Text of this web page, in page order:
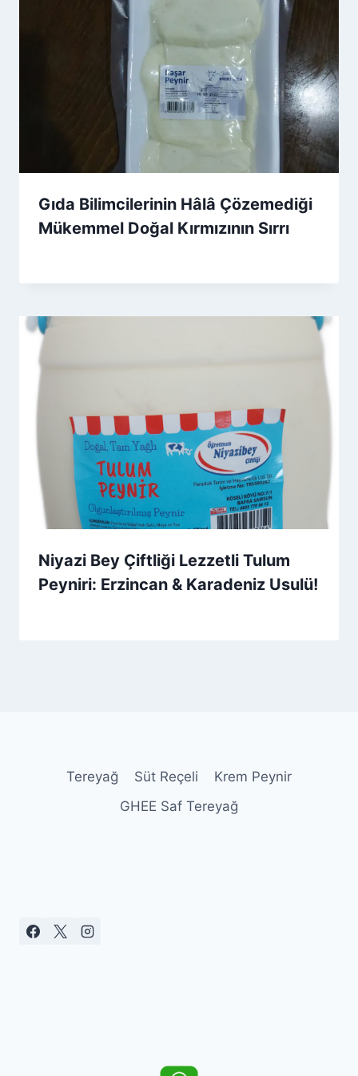
Gıda Bilimcilerinin Hâlâ Çözemediği
Mükemmel Doğal Kırmızının Sırrı
Niyazi Bey Çiftliği Lezzetli Tulum
Peyniri: Erzincan & Karadeniz Usulü!
Tereyağ Süt Reçeli
Krem Peynir
GHEE Saf Tereyağ